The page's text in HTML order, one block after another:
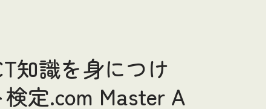
知識を身につけ
定.com Master A